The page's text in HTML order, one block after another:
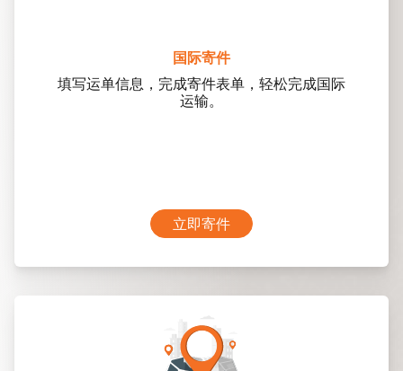
国际寄件
填写运单信息，完成寄件表单，轻松完成国际
运输。
立即寄件